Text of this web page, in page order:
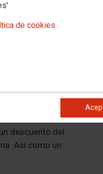
de cookies
descuento del
Así como un